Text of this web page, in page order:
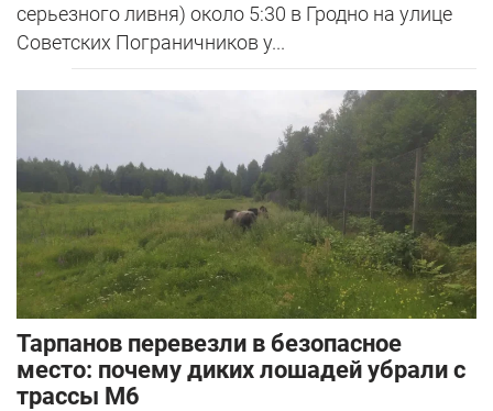
серьезного ливня) около 5:30 в Гродно на улице
Советских Пограничников у...
Тарпанов перевезли в безопасное
место: почему диких лошадей убрали с
трассы М6